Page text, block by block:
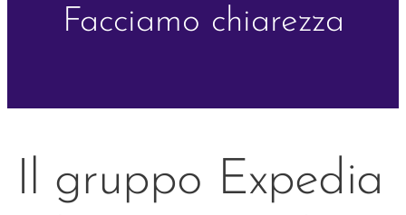
Facciamo chiarezza
Il gruppo Expedia